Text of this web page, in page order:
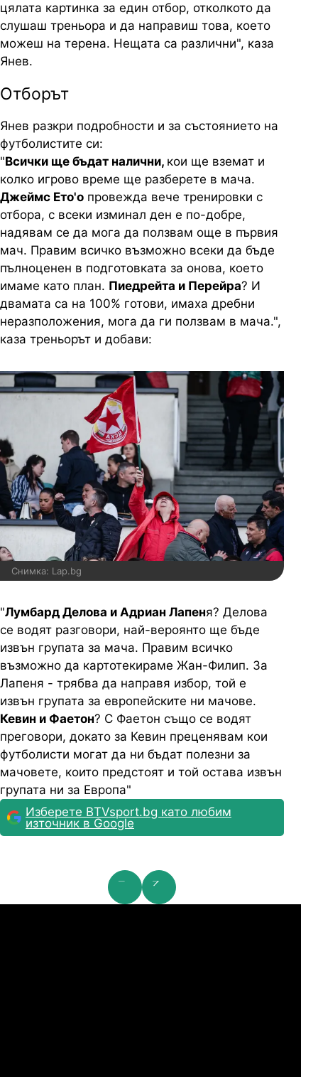
цялата картинка за един отбор, отколкото да
слушаш треньора и да направиш това, което
можеш на терена. Нещата са различни", каза
Янев.
Отборът
Янев разкри подробности и за състоянието на
футболистите си:
"Всички ще бъдат налични, кои ще вземат и
колко игрово време ще разберете в мача.
Джеймс Ето'о провежда вече тренировки с
отбора, с всеки изминал ден е по-добре,
надявам се да мога да ползвам още в първия
мач. Правим всичко възможно всеки да бъде
пълноценен в подготовката за онова, което
имаме като план. Пиедрейта и Перейра? И
двамата са на 100% готови, имаха дребни
неразположения, мога да ги ползвам в мача.",
каза треньорът и добави:
Снимка: Lap.bg
"Лумбард Делова и Адриан Лапеня? Делова
се водят разговори, най-вероянто ще бъде
извън групата за мача. Правим всичко
възможно да картотекираме Жан-Филип. За
Лапеня - трябва да направя избор, той е
извън групата за европейските ни мачове.
Кевин и Фаетон? С Фаетон също се водят
преговори, докато за Кевин преценявам кои
футболисти могат да ни бъдат полезни за
мачовете, които предстоят и той остава извън
групата ни за Европа"
Изберете BTVsport.bg като любим
източник в Google